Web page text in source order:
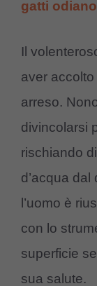
gatti
Il
aver accolto
arreso.
divincolarsi
rischiando
d’acqua dal
l’uomo è
con lo
superficie
sua salute.